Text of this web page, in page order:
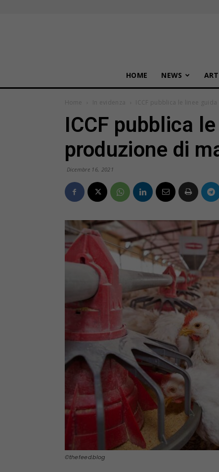
HOME NEWS
Home In evidenza ICCF pubblica le linee
ICCF pubblica
produzione di
Dicembre 16, 2021
©thefeed.blog